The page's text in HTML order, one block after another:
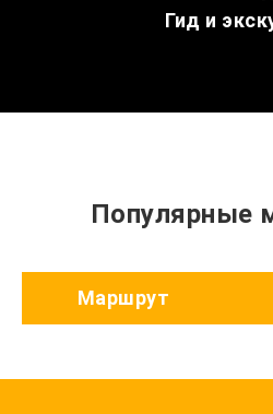
Гид и
Популярные
Маршрут